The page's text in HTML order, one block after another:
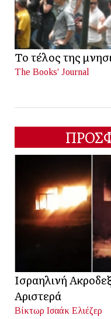
Το τέλος της
The Books' Journal
Ισραηλινή
Αριστερά
Βίκτωρ Ισαάκ Ελιέζερ